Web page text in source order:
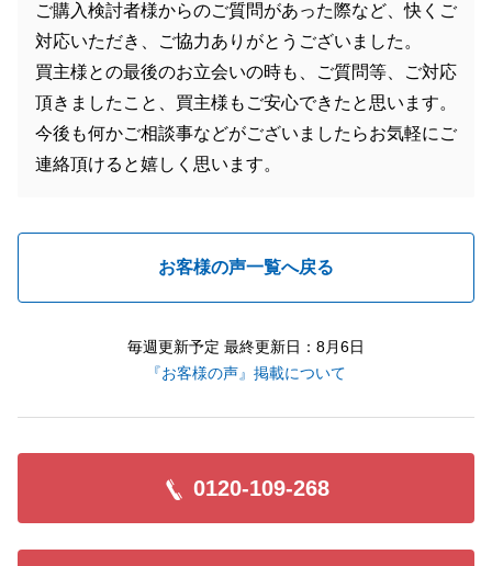
ご購入検討者様からのご質問があった際など、快くご
対応いただき、ご協力ありがとうございました。
買主様との最後のお立会いの時も、ご質問等、ご対応
頂きましたこと、買主様もご安心できたと思います。
今後も何かご相談事などがございましたらお気軽にご
連絡頂けると嬉しく思います。
お客様の声一覧へ戻る
毎週更新予定 最終更新日：8月6日
『お客様の声』掲載について
0120-109-268